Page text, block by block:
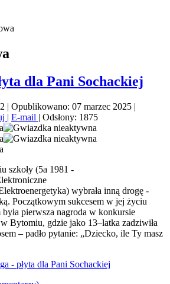
dla Pani Sochackiej
| Opublikowano: 07 marzec 2025 |
| E-mail | Odsłony: 1875
szkoły (5a 1981 -
wybrała inną drogę -
Początkowym sukcesem w jej życiu
pierwsza nagroda w konkursie
Bytomiu, gdzie jako 13–latka zadziwiła
– padło pytanie: „Dziecko, ile Ty masz
- płyta dla Pani Sochackiej